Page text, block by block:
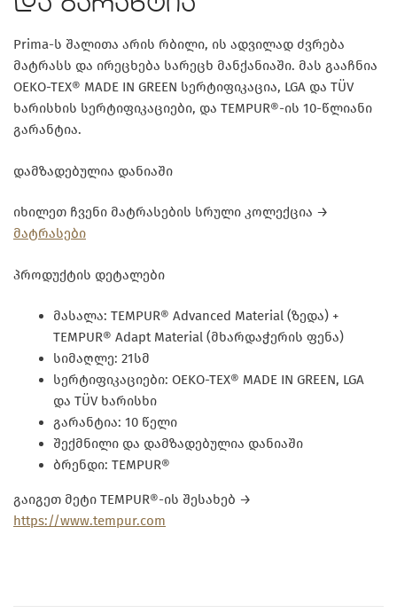
და გარანტია
Prima-ს შალითა არის რბილი, ის ადვილად ძვრება
მატრასს და ირეცხება სარეცხ მანქანიაში. მას გააჩნია
OEKO-TEX® MADE IN GREEN სერტიფიკაცია, LGA და TÜV
ხარისხის სერტიფიკაციები, და TEMPUR®-ის 10-წლიანი
გარანტია.
დამზადებულია დანიაში
იხილეთ ჩვენი მატრასების სრული კოლექცია →
მატრასები
პროდუქტის დეტალები
მასალა: TEMPUR® Advanced Material (ზედა) +
TEMPUR® Adapt Material (მხარდაჭერის ფენა)
სიმაღლე: 21სმ
სერტიფიკაციები: OEKO-TEX® MADE IN GREEN, LGA
და TÜV ხარისხი
გარანტია: 10 წელი
შექმნილი და დამზადებულია დანიაში
ბრენდი: TEMPUR®
გაიგეთ მეტი TEMPUR®-ის შესახებ →
https://www.tempur.com